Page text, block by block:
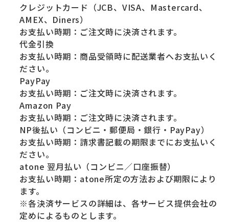
クレジットカード（JCB、VISA、Mastercard、
AMEX、Diners）
お支払い時期：ご注文時に決済されます。
代金引換
お支払い時期：商品受領時に配送業者へお支払いく
ださい。
PayPay
お支払い時期：ご注文時に決済されます。
Amazon Pay
お支払い時期：ご注文時に決済されます。
NP後払い（コンビニ・郵便局・銀行・PayPay）
お支払い時期：請求書記載の期限までにお支払いく
ださい。
atone 翌月払い（コンビニ／口座振替）
お支払い時期：atone所定の方法および期限により
ます。
※各決済サービスの詳細は、各サービス提供会社の
定めによるものとします。